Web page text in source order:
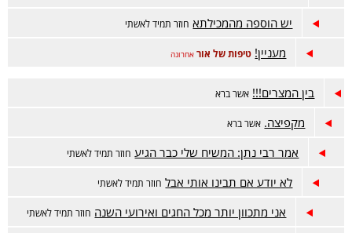
יש הוספה מהמכילתא חוזר תמיד לאשתי
מעניין! טיפות של אור אחרונה
בין המצרים!!! אשר ברא
מקפיצה. אשר ברא
אמר רבי נתן: המשיח שלי כבר הגיע חוזר תמיד לאשתי
לא יודע אם תבינו אותי אבל חוזר תמיד לאשתי
אני מתכוון יותר מכל החגים ואירועי השנה חוזר תמיד לאשתי